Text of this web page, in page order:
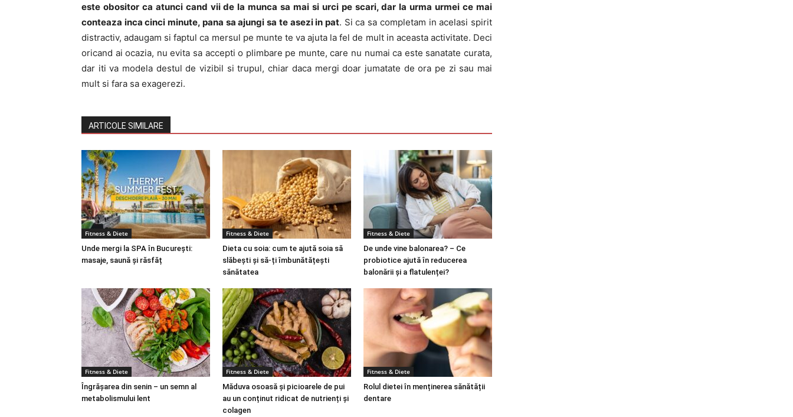
este obositor ca atunci cand vii de la munca sa mai si urci pe scari, dar la urma urmei ce mai
conteaza inca cinci minute, pana sa ajungi sa te asezi in pat. Si ca sa completam in acelasi spirit
distractiv, adaugam si faptul ca mersul pe munte te va ajuta la fel de mult in aceasta activitate. Deci
oricand ai ocazia, nu evita sa accepti o plimbare pe munte, care nu numai ca este sanatate curata,
dar iti va modela destul de vizibil si trupul, chiar daca mergi doar jumatate de ora pe zi sau mai
mult si fara sa exagerezi.
ARTICOLE SIMILARE
Fitness & Diete
Unde mergi la SPA în București:
masaje, saună și răsfăț
Fitness & Diete
Dieta cu soia: cum te ajută soia să
slăbești și să-ți îmbunătățești
sănătatea
Fitness & Diete
De unde vine balonarea? – Ce
probiotice ajută în reducerea
balonării și a flatulenței?
Fitness & Diete
Îngrășarea din senin – un semn al
metabolismului lent
Fitness & Diete
Măduva osoasă și picioarele de pui
au un conținut ridicat de nutrienți și
colagen
Fitness & Diete
Rolul dietei în menținerea sănătății
dentare